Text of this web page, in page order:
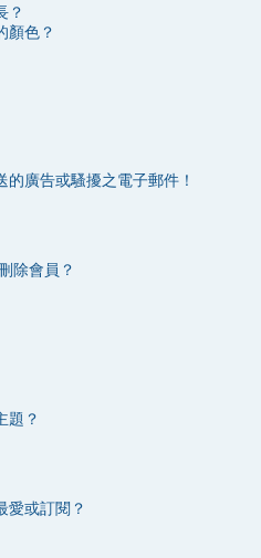
？
顏色？
廣告或騷擾之電子郵件！
除會員？
題？
愛或訂閱？